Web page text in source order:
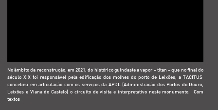
No âmbito da reconstrução, em 2021, do histórico guindaste a vapor – titan – que no final do
século XIX foi responsável pela edificação dos molhes do porto de Leixões, a TACITUS
concebeu em articulação com os serviços da APDL (Administração dos Portos do Douro,
Leixões e Viana do Castelo) o circuito de visita e interpretativo neste monumento. Com
textos